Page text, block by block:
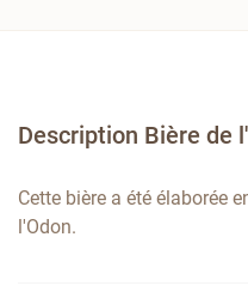
Description Bière de
Cette bière a été élaborée
l'Odon.